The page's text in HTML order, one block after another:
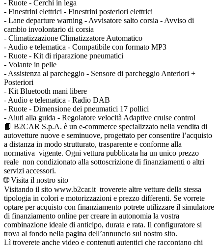
- Ruote - Cerchi in lega
- Finestrini elettrici - Finestrini posteriori elettrici
- Lane departure warning - Avvisatore salto corsia - Avviso di
cambio involontario di corsia
- Climatizzazione Climatizzatore Automatico
- Audio e telematica - Compatibile con formato MP3
- Ruote - Kit di riparazione pneumatici
- Volante in pelle
- Assistenza al parcheggio - Sensore di parcheggio Anteriori +
Posteriori
- Kit Bluetooth mani libere
- Audio e telematica - Radio DAB
- Ruote - Dimensione dei pneumatici 17 pollici
- Aiuti alla guida - Regolatore velocità Adaptive cruise control
📘 B2CAR S.p.A. è un e-commerce specializzato nella vendita di
autovetture nuove e seminuove, progettato per consentire l’acquisto
a distanza in modo strutturato, trasparente e conforme alla
normativa vigente. Ogni vettura pubblicata ha un unico prezzo
reale non condizionato alla sottoscrizione di finanziamenti o altri
servizi accessori.
🌐 Visita il nostro sito
Visitando il sito www.b2car.it troverete altre vetture della stessa
tipologia in colori e motorizzazioni e prezzo differenti. Se vorrete
optare per acquisto con finanziamento potrete utilizzare il simulatore
di finanziamento online per creare in autonomia la vostra
combinazione ideale di anticipo, durata e rata. Il configuratore si
trova al fondo nella pagina dell’annuncio sul nostro sito.
Lì troverete anche video e contenuti autentici che raccontano chi